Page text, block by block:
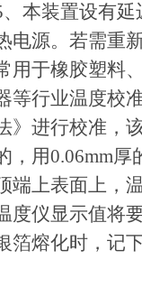
、本装置设有
电源。若需重
用于橡胶塑料
等行业温度校
》进行校准，
，用0.06mm
端上表面上，
度仪显示值将
箔熔化时，记